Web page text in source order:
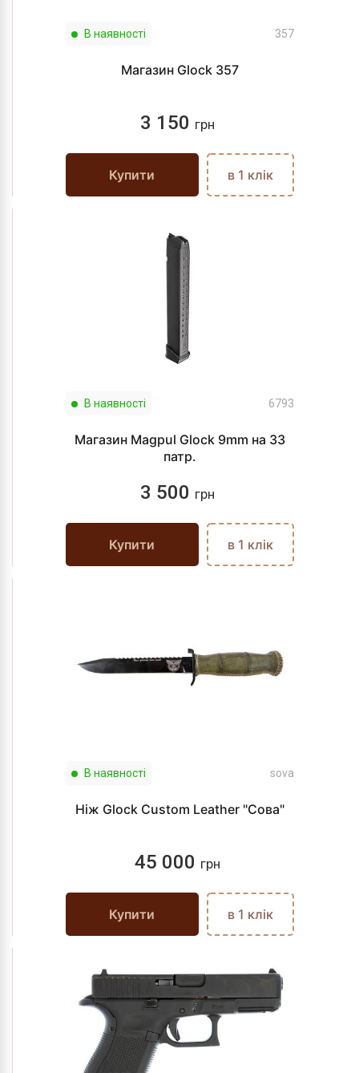
В наявності 357
Магазин Glock 357
3 150 грн
Купити в 1 клік
В наявності 6793
Магазин Magpul Glock 9mm на 33
патр.
3 500 грн
Купити в 1 клік
В наявності sova
Ніж Glock Custom Leather "Сова"
45 000 грн
Купити в 1 клік